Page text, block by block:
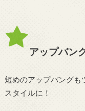
アップバン
短めのアップバングも
スタイルに！